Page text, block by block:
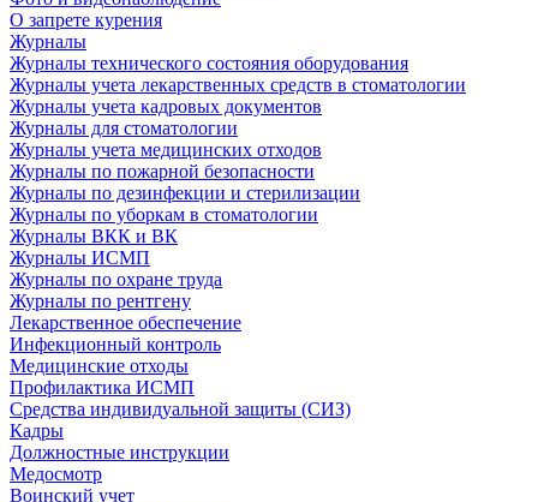
О запрете курения
Журналы
Журналы технического состояния оборудования
Журналы учета лекарственных средств в стоматологии
Журналы учета кадровых документов
Журналы для стоматологии
Журналы учета медицинских отходов
Журналы по пожарной безопасности
Журналы по дезинфекции и стерилизации
Журналы по уборкам в стоматологии
Журналы ВКК и ВК
Журналы ИСМП
Журналы по охране труда
Журналы по рентгену
Лекарственное обеспечение
Инфекционный контроль
Медицинские отходы
Профилактика ИСМП
Средства индивидуальной защиты (СИЗ)
Кадры
Должностные инструкции
Медосмотр
Воинский учет